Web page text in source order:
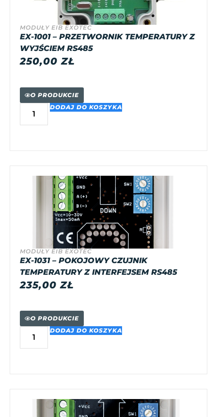
MODUŁY EIB EXOTEC
EX-1001 – PRZETWORNIK TEMPERATURY Z
WYJŚCIEM RS485
250,00ZŁ
O PRODUKCIE
DODAJ DO KOSZYKA
MODUŁY EIB EXOTEC
EX-1031 – POKOJOWY CZUJNIK
TEMPERATURY Z INTERFEJSEM RS485
235,00ZŁ
O PRODUKCIE
DODAJ DO KOSZYKA